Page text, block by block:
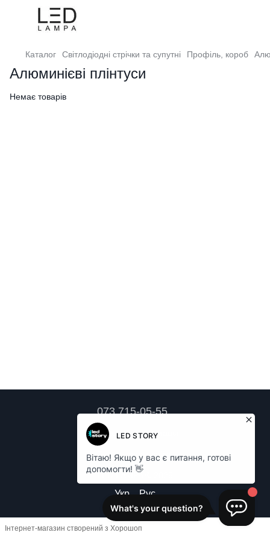
Каталог Світлодіодні стрічки та супутні Профіль, короб
Алюминієві плінтуси
Немає товарів
073 715-05-55
Контактна інформація
Повна версія сайту
LED LAMPA © 2026
Укр Рус
Інтернет-магазин створений з Хорошоп